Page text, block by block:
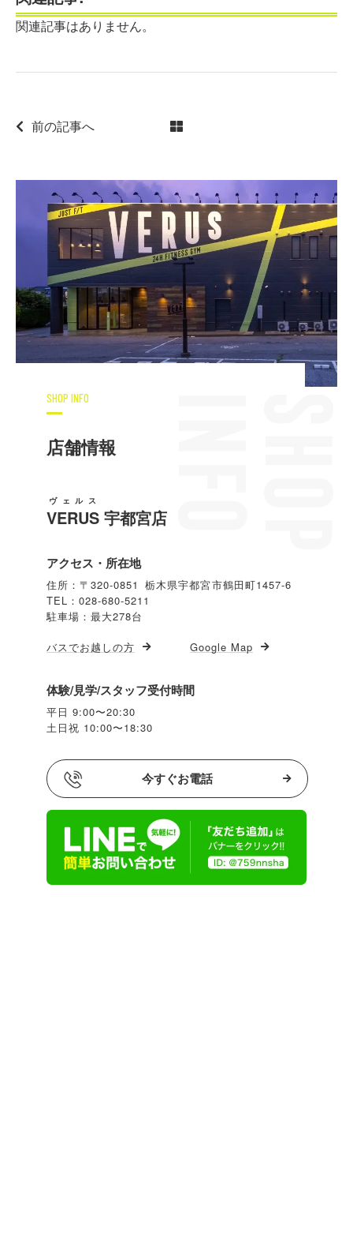
関連記事はありません。
前の記事へ
SHOP INFO
店舗情報
VERUS
ヴェルス
宇都宮店
アクセス・所在地
住所：〒320-0851 栃木県宇都宮市鶴田町1457-6
TEL：028-680-5211
駐車場：最大278台
バスでお越しの方 Google Map
体験/見学/スタッフ受付時間
平日 9:00〜20:30
土日祝 10:00〜18:30
今すぐお電話